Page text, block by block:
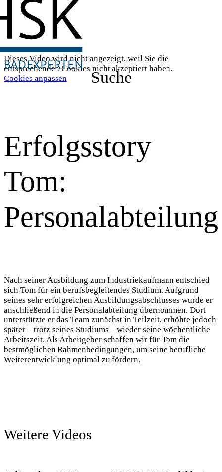
Suche
Dieses Video wird nicht angezeigt, weil Sie die
entsprechenden Cookies nicht akzeptiert haben.
Cookies anpassen
Erfolgsstory
Tom:
Personalabteilung
Nach seiner Ausbildung zum Industriekaufmann entschied
sich Tom für ein berufsbegleitendes Studium. Aufgrund
seines sehr erfolgreichen Ausbildungsabschlusses wurde er
anschließend in die Personalabteilung übernommen. Dort
unterstützte er das Team zunächst in Teilzeit, erhöhte jedoch
später – trotz seines Studiums – wieder seine wöchentliche
Arbeitszeit. Als Arbeitgeber schaffen wir für Tom die
bestmöglichen Rahmenbedingungen, um seine berufliche
Weiterentwicklung optimal zu fördern.
Weitere Videos